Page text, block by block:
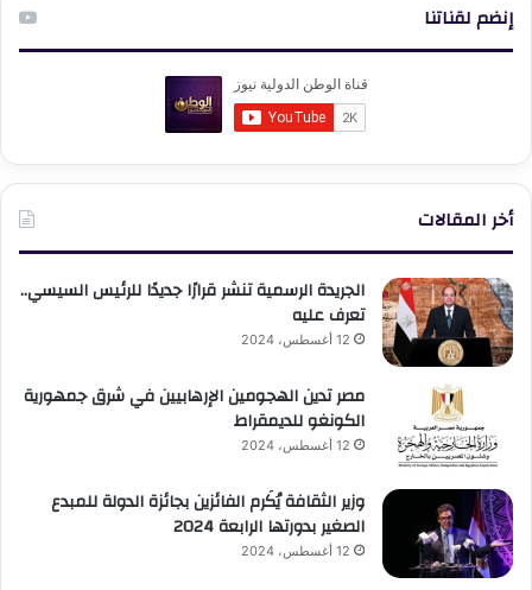
إنضم لقناتنا
أخر المقالات
الجريدة الرسمية تنشر قرارًا جديدًا للرئيس السيسي..
تعرف عليه
12 أغسطس، 2024
مصر تدين الهجومين الإرهابيين في شرق جمهورية
الكونغو للديمقراط
12 أغسطس، 2024
وزير الثقافة يُكَرم الفائزين بجائزة الدولة للمبدع
الصغير بدورتها الرابعة 2024
12 أغسطس، 2024